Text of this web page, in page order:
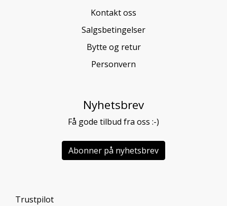
Kontakt oss
Salgsbetingelser
Bytte og retur
Personvern
Nyhetsbrev
Få gode tilbud fra oss :-)
Abonner på nyhetsbrev
Trustpilot